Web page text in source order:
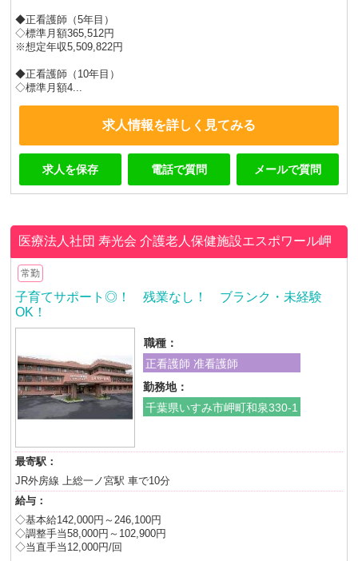
◆正看護師（5年目）
◇標準月額365,512円
※想定年収5,509,822円
◆正看護師（10年目）
◇標準月額4...
求人情報を詳しく見てみる
求人を保存 電話で質問 メールで質問
医療法人社団 寿光会介護老人保健施設エスポワール岬
常勤
子育てサポート◎！ 残業なし！ ブランク・未経験
OK！
職種：
正看護師 准看護師
勤務地：
千葉県いすみ市岬町和泉330-1
最寄駅：
JR外房線 上総一ノ宮駅 車で10分
給与：
◇基本給142,000円～246,100円
◇調整手当58,000円～102,900円
◇当直手当12,000円/回